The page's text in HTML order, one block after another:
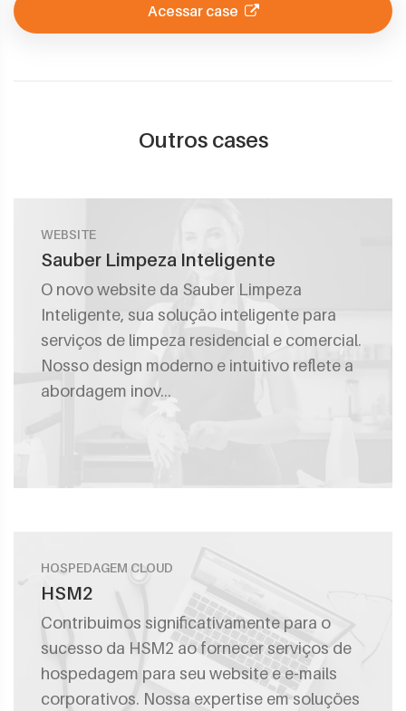
Acessar case
Outros cases
WEBSITE
Sauber Limpeza Inteligente
O novo website da Sauber Limpeza
Inteligente, sua solução inteligente para
serviços de limpeza residencial e comercial.
Nosso design moderno e intuitivo reflete a
abordagem inov...
HOSPEDAGEM CLOUD
HSM2
Contribuimos significativamente para o
sucesso da HSM2 ao fornecer serviços de
hospedagem para seu website e e-mails
corporativos. Nossa expertise em soluções